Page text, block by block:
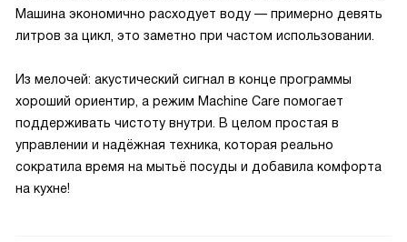
Машина экономично расходует воду — примерно девять
литров за цикл, это заметно при частом использовании.
Из мелочей: акустический сигнал в конце программы
хороший ориентир, а режим Machine Care помогает
поддерживать чистоту внутри. В целом простая в
управлении и надёжная техника, которая реально
сократила время на мытьё посуды и добавила комфорта
на кухне!